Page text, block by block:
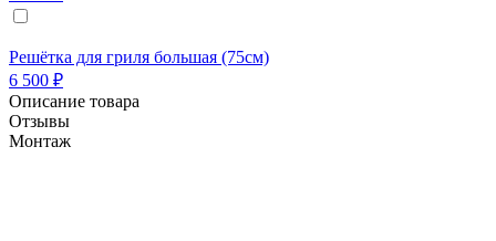
Решётка для гриля большая (75см)
6 500 ₽
Описание товара
Отзывы
Монтаж